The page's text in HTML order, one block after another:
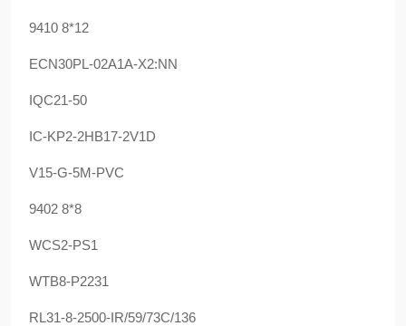
9410 8*12
ECN30PL-02A1A-X2:NN
IQC21-50
IC-KP2-2HB17-2V1D
V15-G-5M-PVC
9402 8*8
WCS2-PS1
WTB8-P2231
RL31-8-2500-IR/59/73C/136